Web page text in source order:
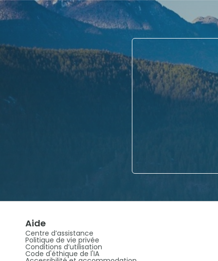
Aide
Centre d’assistance
Politique de vie privée
Conditions d’utilisation
Code d'éthique de l'IA